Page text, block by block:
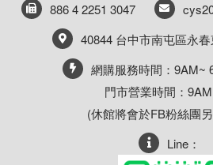
886 4 2251 3047
40844 台中市南屯區永
網購服務時間：9AM~
門市營業時間：
(休館將會於FB粉絲團
Line：